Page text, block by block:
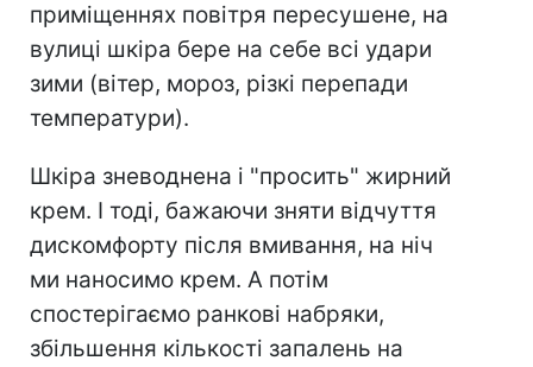
приміщеннях повітря пересушене, на
вулиці шкіра бере на себе всі удари
зими (вітер, мороз, різкі перепади
температури).
Шкіра зневоднена і "просить" жирний
крем. І тоді, бажаючи зняти відчуття
дискомфорту після вмивання, на ніч
ми наносимо крем. А потім
спостерігаємо ранкові набряки,
збільшення кількості запалень на